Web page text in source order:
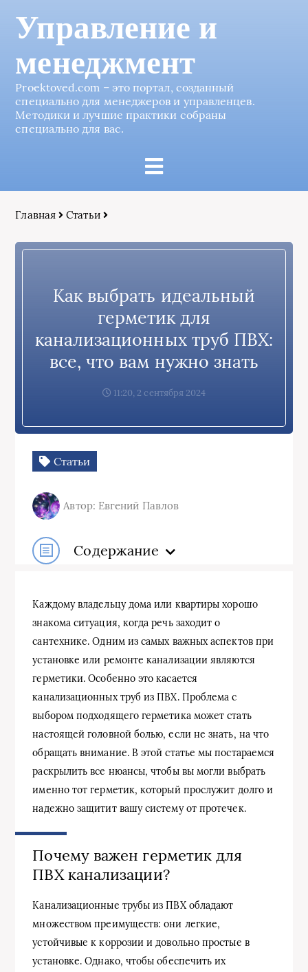
Управление и
менеджмент
Proektoved.com – это портал, созданный
специально для менеджеров и управленцев.
Методики и лучшие практики собраны
специально для вас.
Главная Статьи
Как выбрать идеальный
герметик для
канализационных труб ПВХ:
все, что вам нужно знать
11:20, 2 сентября 2024
Статьи
Автор: Евгений Павлов
Содержание
Каждому владельцу дома или квартиры хорошо
знакома ситуация, когда речь заходит о
сантехнике. Одним из самых важных аспектов при
установке или ремонте канализации являются
герметики. Особенно это касается
канализационных труб из ПВХ. Проблема с
выбором подходящего герметика может стать
настоящей головной болью, если не знать, на что
обращать внимание. В этой статье мы постараемся
раскрылить все нюансы, чтобы вы могли выбрать
именно тот герметик, который прослужит долго и
надежно защитит вашу систему от протечек.
Почему важен герметик для
ПВХ канализации?
Канализационные трубы из ПВХ обладают
множеством преимуществ: они легкие,
устойчивые к коррозии и довольно простые в
установке. Однако, чтобы обеспечить их